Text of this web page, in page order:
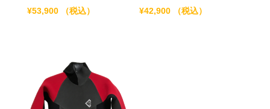
¥53,900 （税込）
¥42,900 （税込）